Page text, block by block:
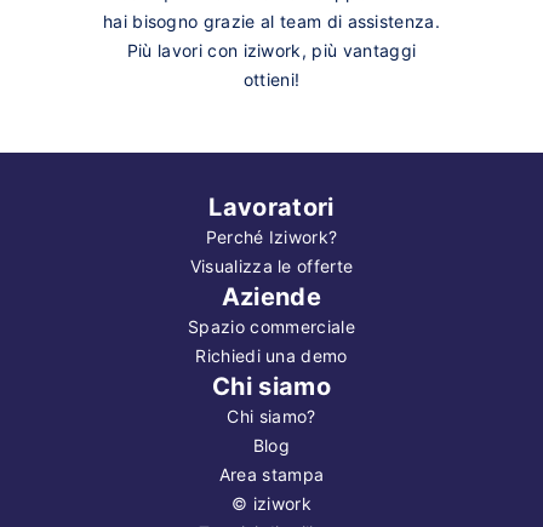
hai bisogno grazie al team di assistenza.
Più lavori con iziwork, più vantaggi
ottieni!
Lavoratori
Perché Iziwork?
Visualizza le offerte
Aziende
Spazio commerciale
Richiedi una demo
Chi siamo
Chi siamo?
Blog
Area stampa
© iziwork